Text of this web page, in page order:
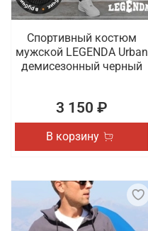
Спортивный костюм
мужской LEGENDA Urban
демисезонный черный
3 150 ₽
В корзину